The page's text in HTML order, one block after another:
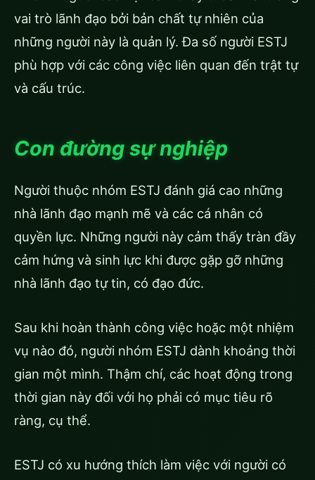
vai trò lãnh đạo bởi bản chất tự nhiên của
những người này là quản lý. Đa số người ESTJ
phù hợp với các công việc liên quan đến trật tự
và cấu trúc.
Con đường sự nghiệp
Người thuộc nhóm ESTJ đánh giá cao những
nhà lãnh đạo mạnh mẽ và các cá nhân có
quyền lực. Những người này cảm thấy tràn đầy
cảm hứng và sinh lực khi được gặp gỡ những
nhà lãnh đạo tự tin, có đạo đức.
Sau khi hoàn thành công việc hoặc một nhiệm
vụ nào đó, người nhóm ESTJ dành khoảng thời
gian một mình. Thậm chí, các hoạt động trong
thời gian này đối với họ phải có mục tiêu rõ
ràng, cụ thể.
ESTJ có xu hướng thích làm việc với người có